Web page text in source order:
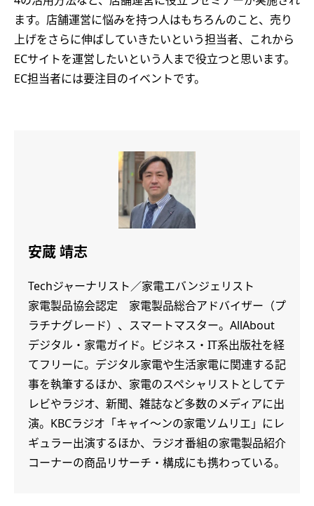
ます。店舗運営に悩みを持つ人はもちろんのこと、売り
上げをさらに伸ばしていきたいという担当者、これから
ECサイトを運営したいという人まで役立つと思います。
EC担当者には要注目のイベントです。
安蔵 靖志
Techジャーナリスト／家電エバンジェリスト
家電製品協会認定 家電製品総合アドバイザー（プ
ラチナグレード）、スマートマスター。AllAbout
デジタル・家電ガイド。ビジネス・IT系出版社を経
てフリーに。デジタル家電や生活家電に関連する記
事を執筆するほか、家電のスペシャリストとしてテ
レビやラジオ、新聞、雑誌など多数のメディアに出
演。KBCラジオ「キャイ～ンの家電ソムリエ」にレ
ギュラー出演するほか、ラジオ番組の家電製品紹介
コーナーの商品リサーチ・構成にも携わっている。